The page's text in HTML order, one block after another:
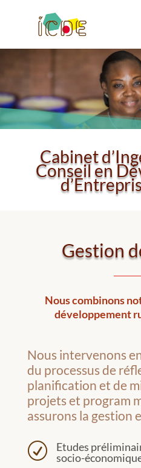
Cabinet
Conseil en
Gestion
Nous combinons
développement
Nous intervenons
du processus de
planification et de
projets et program
assurons la gestion
R
Etudes
socio-